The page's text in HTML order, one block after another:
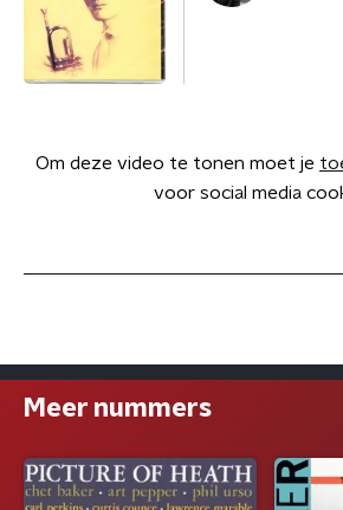
Om deze video te tonen moet je
voor social media
Meer nummers